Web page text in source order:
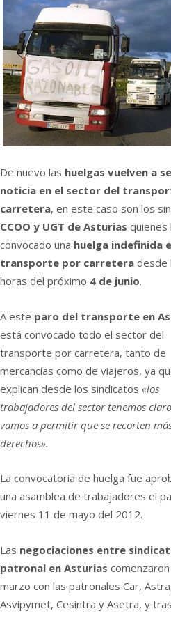
De nuevo las huelgas vuelven a
noticia en el sector del
carretera, en este caso son los
CCOO y UGT de Asturias quienes
convocado una huelga indefinida
transporte por carretera desde
horas del próximo 4 de junio.
A este paro del transporte en
está convocado todo el sector del
transporte por carretera, tanto de
mercancí­as como de viajeros, ya
explican desde los sindicatos «los
trabajadores del sector tenemos
vamos a permitir que se recorten
derechos».
La convocatoria de huelga fue
una asamblea de trabajadores el
viernes 11 de mayo del 2012.
Las negociaciones entre
patronal en Asturias
marzo con las patronales Car,
Asvipymet, Cesintra y Asetra, y tras